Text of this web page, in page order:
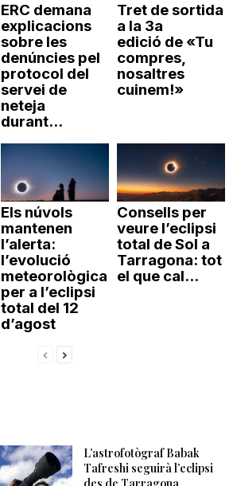
ERC demana
explicacions
sobre les
denúncies pel
protocol del
servei de
neteja
durant...
Tret de sortida
a la 3a
edició de «Tu
compres,
nosaltres
cuinem!»
Els núvols
mantenen
l’alerta:
l’evolució
meteorològica
per a l’eclipsi
total del 12
d’agost
Consells per
veure l’eclipsi
total de Sol a
Tarragona: tot
el que cal...